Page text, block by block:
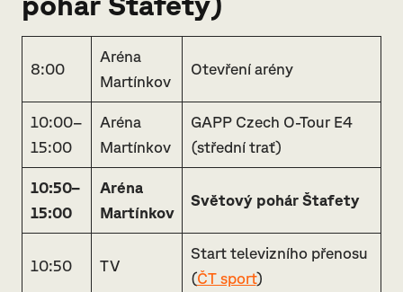
8:00
Aréna
Martínkov
Otevření arény
10:00–
15:00
Aréna
Martínkov
GAPP Czech O-Tour E4
(střední trať)
10:50–
15:00
Aréna
Martínkov
Světový pohár Štafety
10:50 TV
Start televizního přenosu
(ČT sport)